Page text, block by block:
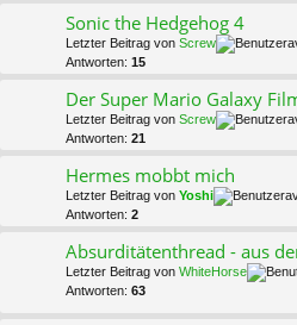
Sonic the Hedgehog 4
Letzter Beitrag von Screw
Antworten: 15
Der Super Mario Galaxy
Letzter Beitrag von Screw
Antworten: 21
Hermes mobbt mich
Letzter Beitrag von Yoshi
Antworten: 2
Absurditätenthread - aus
Letzter Beitrag von WhiteHorse
Antworten: 63